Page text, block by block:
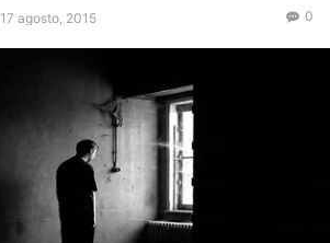
17 agosto, 2015 0